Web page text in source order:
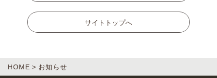
サイトトップへ
HOME お知らせ